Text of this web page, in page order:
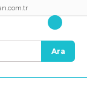
Ara